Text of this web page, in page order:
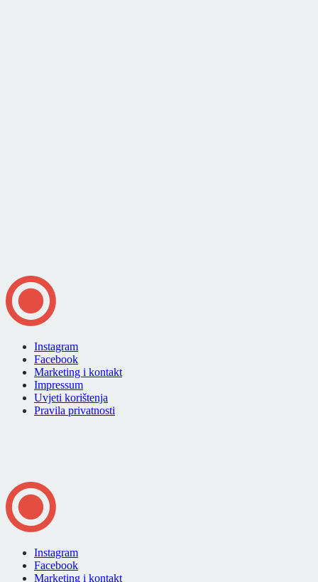
Instagram
Facebook
Marketing i kontakt
Impressum
Uvjeti korištenja
Pravila privatnosti
Instagram
Facebook
Marketing i kontakt